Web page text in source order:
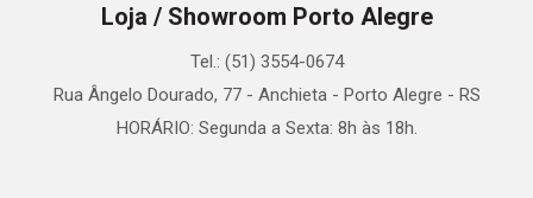
Loja / Showroom Porto Alegre
Tel.: (51) 3554-0674
Rua Ângelo Dourado, 77 - Anchieta - Porto Alegre - RS
HORÁRIO: Segunda a Sexta: 8h às 18h.